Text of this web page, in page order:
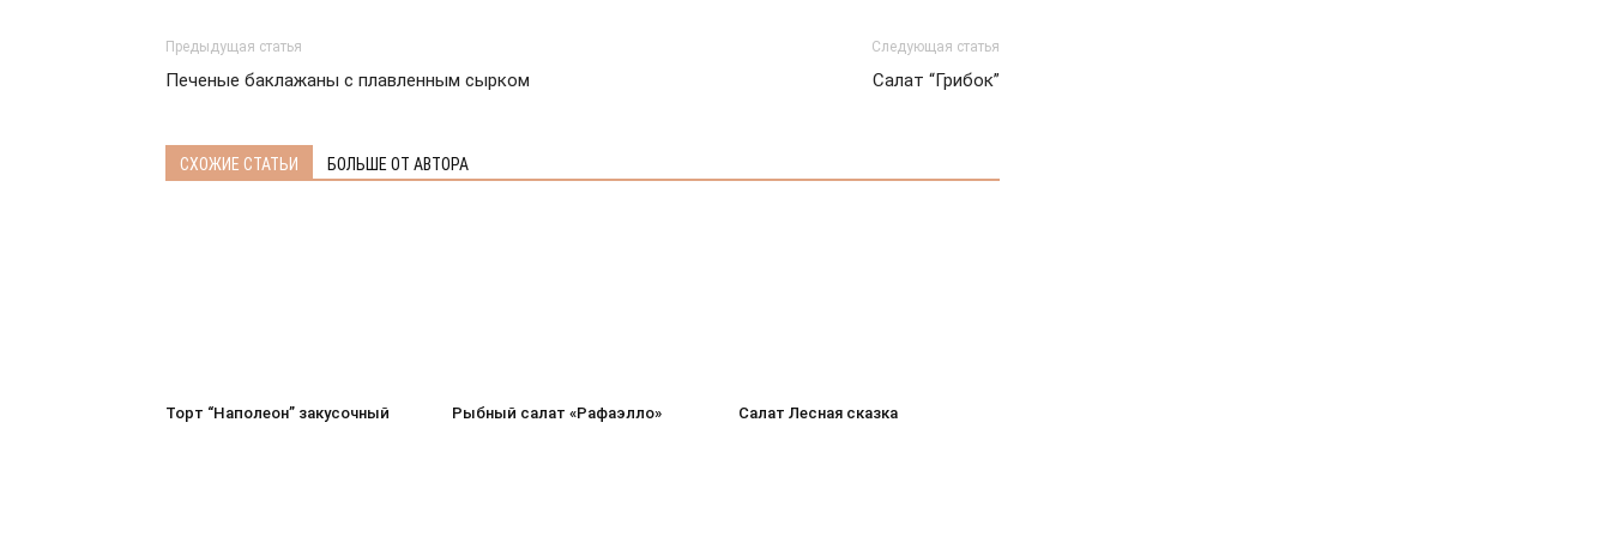
Предыдущая статья
Печеные баклажаны с плавленным сырком
Следующая статья
Салат “Грибок”
СХОЖИЕ СТАТЬИ БОЛЬШЕ ОТ АВТОРА
Торт “Наполеон” закусочный Рыбный салат «Рафаэлло» Салат Лесная сказка